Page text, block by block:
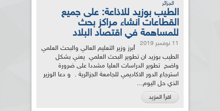
الجزائر
الطيب بوزيد للاذاعة: على جميع
القطاعات انشاء مراكز بحث
للمساهمة في اقتصاد البلاد
11 نوفمبر 2019
أبرز وزير التعليم العالي والبحث العلمي
الطيب بوزيد ان تطوير البحث العلمي يعني بشكل
واضح تطوير الدراسات العليا مشددا على ضرورة
استرجاع الدور الاكاديمي للجامعة الجزائرية . و دعا الوزير
الذي حل اليوم...
اقرأ المزيد